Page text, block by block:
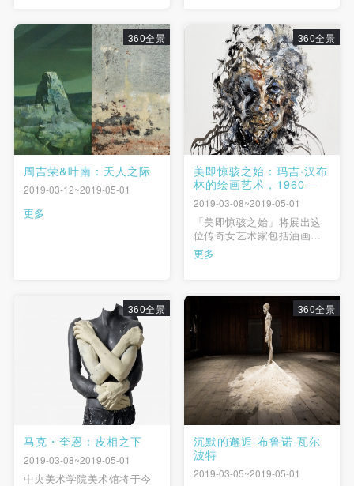
传播、普及美学知识，让人
们更深刻地感知和了解这
个“文艺复兴天才”的艺术...
360全景
周吉荣&叶南：天人之际
2019-03-12~2019-05-01
更多
360全景
美即惊骇之始：玛吉·汉布
林的绘画艺术，1960—
2019-03-08~2019-05-01
「美即惊骇之始」将展出这
位传奇女艺术家包括油画、
版画、素描写生和雕塑在内
的作品，是对她艺术职业生
览由英国著名策展人菲利普·
多德（Philip Dodd）担任策
展人。
更多
360全景
马克・奎恩：皮相之下
2019-03-08~2019-05-01
中央美术学院美术馆将于今
360全景
沉默的邂逅-布鲁诺·瓦尔
波特
2019-03-05~2019-05-01
可使用雅昌艺术网会员账户登录